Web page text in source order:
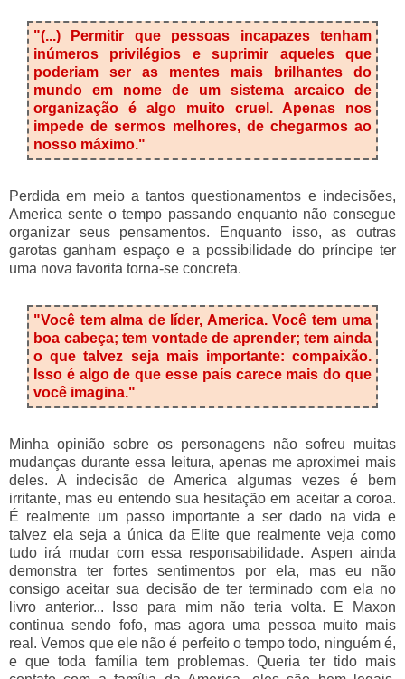
"(...) Permitir que pessoas incapazes tenham
inúmeros privilégios e suprimir aqueles que
poderiam ser as mentes mais brilhantes do
mundo em nome de um sistema arcaico de
organização é algo muito cruel. Apenas nos
impede de sermos melhores, de chegarmos ao
nosso máximo."
Perdida em meio a tantos questionamentos e indecisões,
America sente o tempo passando enquanto não consegue
organizar seus pensamentos. Enquanto isso, as outras
garotas ganham espaço e a possibilidade do príncipe ter
uma nova favorita torna-se concreta.
"Você tem alma de líder, America. Você tem uma
boa cabeça; tem vontade de aprender; tem ainda
o que talvez seja mais importante: compaixão.
Isso é algo de que esse país carece mais do que
você imagina."
Minha opinião sobre os personagens não sofreu muitas
mudanças durante essa leitura, apenas me aproximei mais
deles. A indecisão de America algumas vezes é bem
irritante, mas eu entendo sua hesitação em aceitar a coroa.
É realmente um passo importante a ser dado na vida e
talvez ela seja a única da Elite que realmente veja como
tudo irá mudar com essa responsabilidade. Aspen ainda
demonstra ter fortes sentimentos por ela, mas eu não
consigo aceitar sua decisão de ter terminado com ela no
livro anterior... Isso para mim não teria volta. E Maxon
continua sendo fofo, mas agora uma pessoa muito mais
real. Vemos que ele não é perfeito o tempo todo, ninguém é,
e que toda família tem problemas. Queria ter tido mais